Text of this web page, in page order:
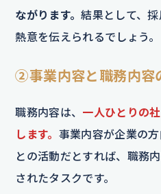
ながります。結果として、
熱意を伝えられるでしょう。
②事業内容と職務内容
職務内容は、 一人ひとりの
します。 事業内容が企業の
との活動だとすれば、職務
されたタスクです。